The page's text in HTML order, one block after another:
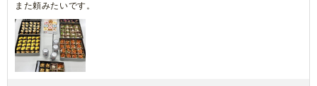
また頼みたいです。